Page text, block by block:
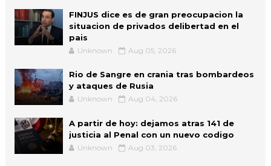
FINJUS dice es de gran preocupacion la
situacion de privados delibertad en el
pais
Unknown Aug 05, 2026
Rio de Sangre en crania tras bombardeos
y ataques de Rusia
Unknown Aug 04, 2026
A partir de hoy: dejamos atras 141 de
justicia al Penal con un nuevo codigo
Unknown Aug 03, 2026